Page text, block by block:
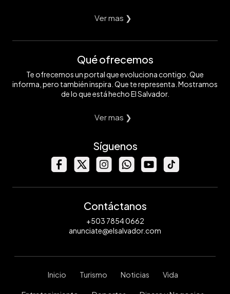
Ver mas ❯
Qué ofrecemos
Te ofrecemos un portal que evoluciona contigo. Que
informa, pero también inspira. Que te representa. Mostramos
de lo que está hecho El Salvador.
Ver mas ❯
Síguenos
Contáctanos
+503 7854 0662
anunciate@elsalvador.com
Inicio Turismo Noticias Vida